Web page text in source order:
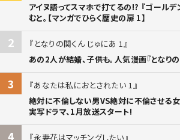
アイヌ語ってスマホで打てるの!? 『ゴール
むと。【マンガでひらく歴史の扉 1】
2
となりの関くん じゅにあ 1
あの2人が結婚、子供も。人気漫画『となり
3
あなたは私におとされたい 1
絶対に不倫しない男VS絶対に不倫させる女
実写ドラマ、1月放送スタート!
4
永妻花はマッチングしたい